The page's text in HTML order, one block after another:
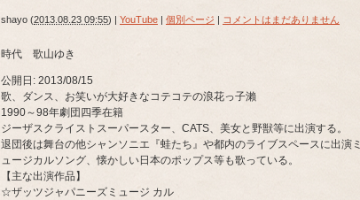
shayo (2013.08.23 09:55) | YouTube | 個別ページ | コメントはまだありません
時代 歌山ゆき
公開日: 2013/08/15
歌、ダンス、お笑いが大好きなコテコテの浪花っ子瀨
1990～98年劇団四季在籍
ジーザスクライストスーパースター、CATS、美女と野獣等に出演する。
退団後は舞台の他シャンソニエ『蛙たち』や都内のライブスペースに出演ミ
ュージカルソング、懐かしい日本のポップス等も歌っている。
【主な出演作品】
☆ザッツジャパニーズミュージ カル